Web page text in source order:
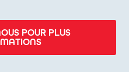
POUR PLUS